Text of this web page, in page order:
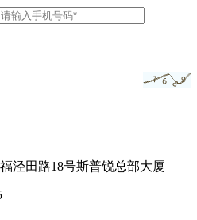
泾田路18号斯普锐总部大厦